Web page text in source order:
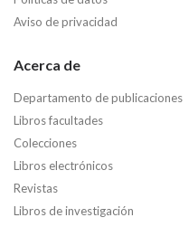
Aviso de privacidad
Acerca de
Departamento de publicaciones
Libros facultades
Colecciones
Libros electrónicos
Revistas
Libros de investigación